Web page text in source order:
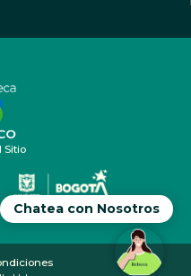
Chatea con Nosotros
Sitio